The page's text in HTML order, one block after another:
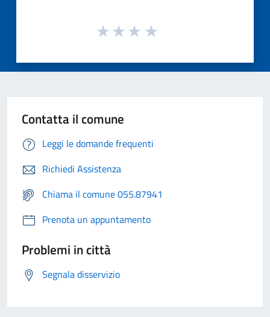
Contatta il comune
Leggi le domande frequenti
Richiedi Assistenza
Chiama il comune 055.87941
Prenota un appuntamento
Problemi in città
Segnala disservizio